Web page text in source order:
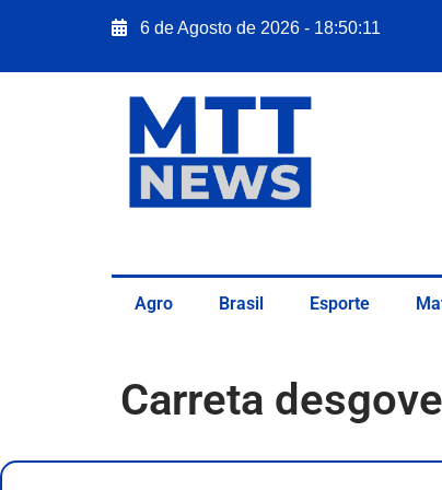
6 de Agosto de 2026 - 18:50:12
Agro Brasil Esporte
Carreta